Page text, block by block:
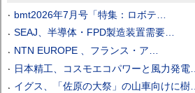
bmt2026年7月号「特集：ロボテ…
SEAJ、半導体・FPD製造装置需要…
NTN EUROPE 、フランス・ア…
日本精工、コスモエコパワーと風力発電…
イグス、「佐原の大祭」の山車向けに樹…